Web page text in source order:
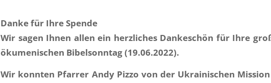
Danke für Ihre Spende
Wir sagen Ihnen allen ein herzliches Dankeschön für Ihre
ökumenischen Bibelsonntag (19.06.2022).
Wir konnten Pfarrer Andy Pizzo von der Ukrainischen